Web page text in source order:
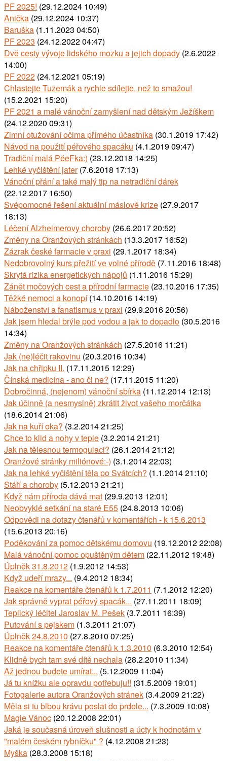
PF 2025! (29.12.2024 10:49)
Anička (29.12.2024 10:37)
Baruška (1.11.2023 04:50)
PF 2023 (24.12.2022 04:47)
Dvě cesty vývoje lidského mozku a jejich dopady (2.6.2022
14:00)
PF 2022 (24.12.2021 05:19)
Chlastejte Tuzemák a rychle sdílejte, než to smažou!
(15.2.2021 15:20)
PF 2021 a malé vánoční zamyšlení nad dětským Ježíškem
(24.12.2020 09:31)
Zimní otužování očima přímého účastníka (30.1.2019 17:42)
Návod na použití péřového spacáku (4.1.2019 09:47)
Tradiční malá PéeFka:) (23.12.2018 14:25)
Lehké vyčištění jater(7.6.2018 17:13)
Vánoční přání a také malý tip na netradiční dárek
(22.12.2017 16:50)
Svépomocné řešení aktuální máslové krize (27.9.2017
18:13)
Léčení Alzheimerovy choroby (26.6.2017 20:52)
Změny na Oranžových stránkách (13.3.2017 16:52)
Zázrak české farmacie v praxi (29.1.2017 18:34)
Nedobrovolný kurs přežití ve volné přírodě (7.11.2016 18:48)
Skrytá rizika energetických nápojů (1.11.2016 15:29)
Zánět močových cest a přírodní farmacie (23.10.2016 17:35)
Těžké nemoci a konopí(14.10.2016 14:19)
Náboženství a fanatismus v praxi (29.9.2016 20:56)
Jak jsem hledal brýle pod vodou a jak to dopadlo (30.5.2016
14:34)
Změny na Oranžových stránkách (27.5.2016 11:21)
Jak (ne)léčit rakovinu (20.3.2016 10:34)
Jak na chřipku II. (17.11.2015 12:29)
Čínská medicína - ano či ne? (17.11.2015 11:20)
Dobročinná, (nejenom) vánoční sbírka (11.12.2014 12:13)
Jak účinně (a nesmyslně) zkrátit život vašeho morčátka
(18.6.2014 21:06)
Jak na kuří oka? (3.2.2014 21:25)
Chce to klid a nohy v teple (3.2.2014 21:21)
Jak na tělesnou termogulaci? (26.1.2014 21:12)
Oranžové stránky miliónové:-) (3.1.2014 22:03)
Jak na lehké vyčištění těla po Svátcích? (1.1.2014 21:10)
Stáří a choroby (5.12.2013 21:21)
Když nám příroda dává mat (29.9.2013 12:01)
Neobvyklé setkání na staré E55 (24.8.2013 10:06)
Odpovědi na dotazy čtenářů v komentářích - k 15.6.2013
(15.6.2013 20:16)
Poděkování za pomoc dětskému domovu (19.12.2012 22:08)
Malá vánoční pomoc opuštěným dětem (22.11.2012 19:48)
Úplněk 31.8.2012 (1.9.2012 14:53)
Když udeří mrazy... (9.4.2012 18:34)
Reakce na komentáře čtenářů k 1.7.2011 (7.1.2012 12:20)
Jak správně vyprat péřový spacák... (27.11.2011 18:09)
Teplický léčitel Jaroslav M. Pešek (3.7.2011 16:39)
Putování s pejskem (1.3.2011 21:07)
Úplněk 24.8.2010 (27.8.2010 07:25)
Reakce na komentáře čtenářů k 1.3.2010 (6.3.2010 12:54)
Klidně bych tam své dítě nechala (28.2.2010 11:34)
Až jednou budete umírat... (5.12.2009 11:04)
Já tu knížku ale opravdu potřebuju!! (31.5.2009 19:01)
Fotogalerie autora Oranžových stránek (3.4.2009 21:22)
Měla si tu blbou krávu poslat do prdele... (7.3.2009 10:08)
Magie Vánoc (20.12.2008 22:01)
Jaká je současná úroveň slušnosti a úcty k hodnotám v
"malém českém rybníčku" ? (4.12.2008 21:23)
Myška (28.3.2008 15:18)